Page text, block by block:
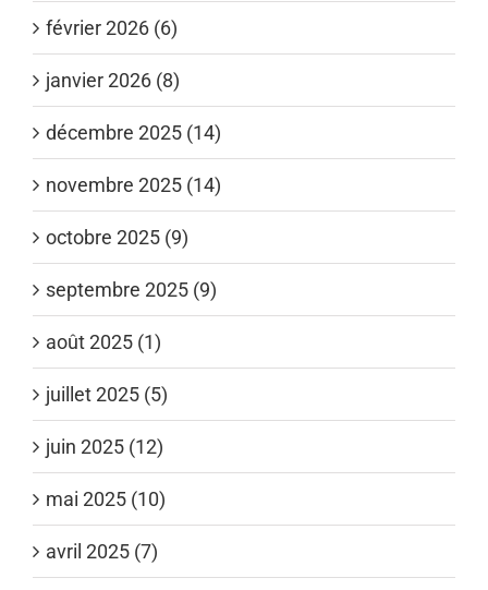
février 2026 (6)
janvier 2026 (8)
décembre 2025 (14)
novembre 2025 (14)
octobre 2025 (9)
septembre 2025 (9)
août 2025 (1)
juillet 2025 (5)
juin 2025 (12)
mai 2025 (10)
avril 2025 (7)